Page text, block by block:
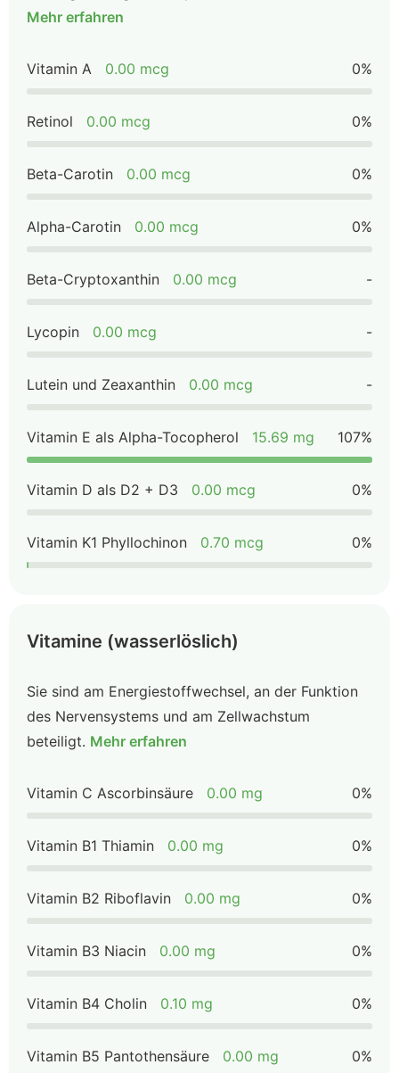
Mehr erfahren
Vitamin A 0.00 mcg 0%
Retinol 0.00 mcg 0%
Beta-Carotin 0.00 mcg 0%
Alpha-Carotin 0.00 mcg 0%
Beta-Cryptoxanthin 0.00 mcg -
Lycopin 0.00 mcg -
Lutein und Zeaxanthin 0.00 mcg -
Vitamin E als Alpha-Tocopherol 15.69 mg 107%
Vitamin D als D2 + D3 0.00 mcg 0%
Vitamin K1 Phyllochinon 0.70 mcg 0%
Vitamine (wasserlöslich)
Sie sind am Energiestoffwechsel, an der Funktion
des Nervensystems und am Zellwachstum
beteiligt. Mehr erfahren
Vitamin C Ascorbinsäure 0.00 mg 0%
Vitamin B1 Thiamin 0.00 mg 0%
Vitamin B2 Riboflavin 0.00 mg 0%
Vitamin B3 Niacin 0.00 mg 0%
Vitamin B4 Cholin 0.10 mg 0%
Vitamin B5 Pantothensäure 0.00 mg 0%